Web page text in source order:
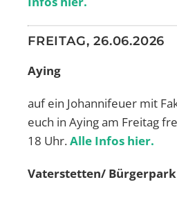
FREITAG, 26.06.2026
Aying
auf ein Johannifeuer mit
euch in Aying am Freitag
18 Uhr.Alle Infos hier.
Vaterstetten/ Bürgerpark